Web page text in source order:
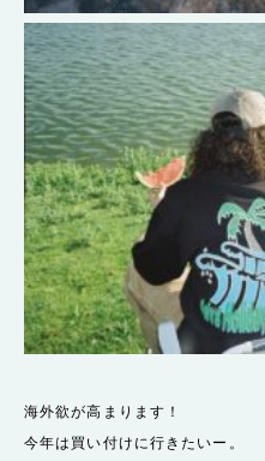
海外欲が高まります！
今年は買い付けに行きたいー。